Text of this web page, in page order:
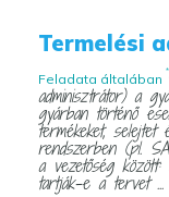
Termelési
Feladata általában *
adminisztrátor) a
gyárban történő
termékeket, selejtet
rendszerben (pl.
a vezetőség
tartják-e a tervet ...